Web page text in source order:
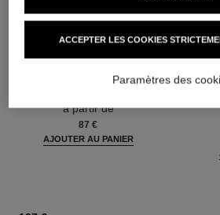
Eau de Parfum Vaporisateur
à partir de
87 €
AJOUTER AU PANIER
ACCEPTER LES COOKIES
Paramètres des